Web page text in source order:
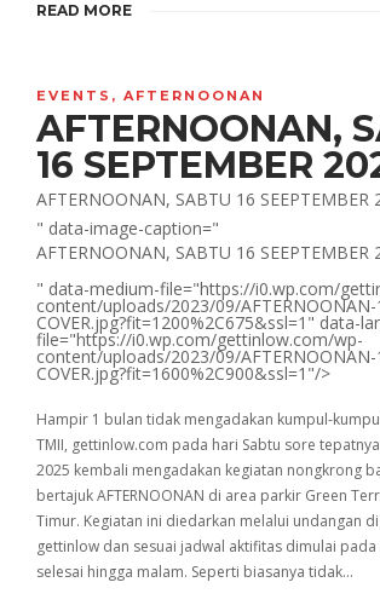
READ MORE
EVENTS , AFTERNOONAN
AFTERNOONAN,
16 SEPTEMBER
AFTERNOONAN, SABTU 16 SEEPTEMBER
" data-image-caption="
AFTERNOONAN, SABTU 16 SEEPTEMBER
" data-medium-file="https://i0.wp.com/
content/uploads/2023/09/AFTERNOONAN-
COVER.jpg?fit=1200%2C675&ssl=1" data-
file="https://i0.wp.com/gettinlow.com/wp-
content/uploads/2023/09/AFTERNOONAN-
COVER.jpg?fit=1600%2C900&ssl=1"/>
Hampir 1 bulan tidak mengadakan kumpul-
TMII, gettinlow.com pada hari Sabtu sore tepatnya
2025 kembali mengadakan kegiatan nongkrong
bertajuk AFTERNOONAN di area parkir Green
Timur. Kegiatan ini diedarkan melalui undangan
gettinlow dan sesuai jadwal aktifitas dimulai pada
selesai hingga malam. Seperti biasanya tidak…